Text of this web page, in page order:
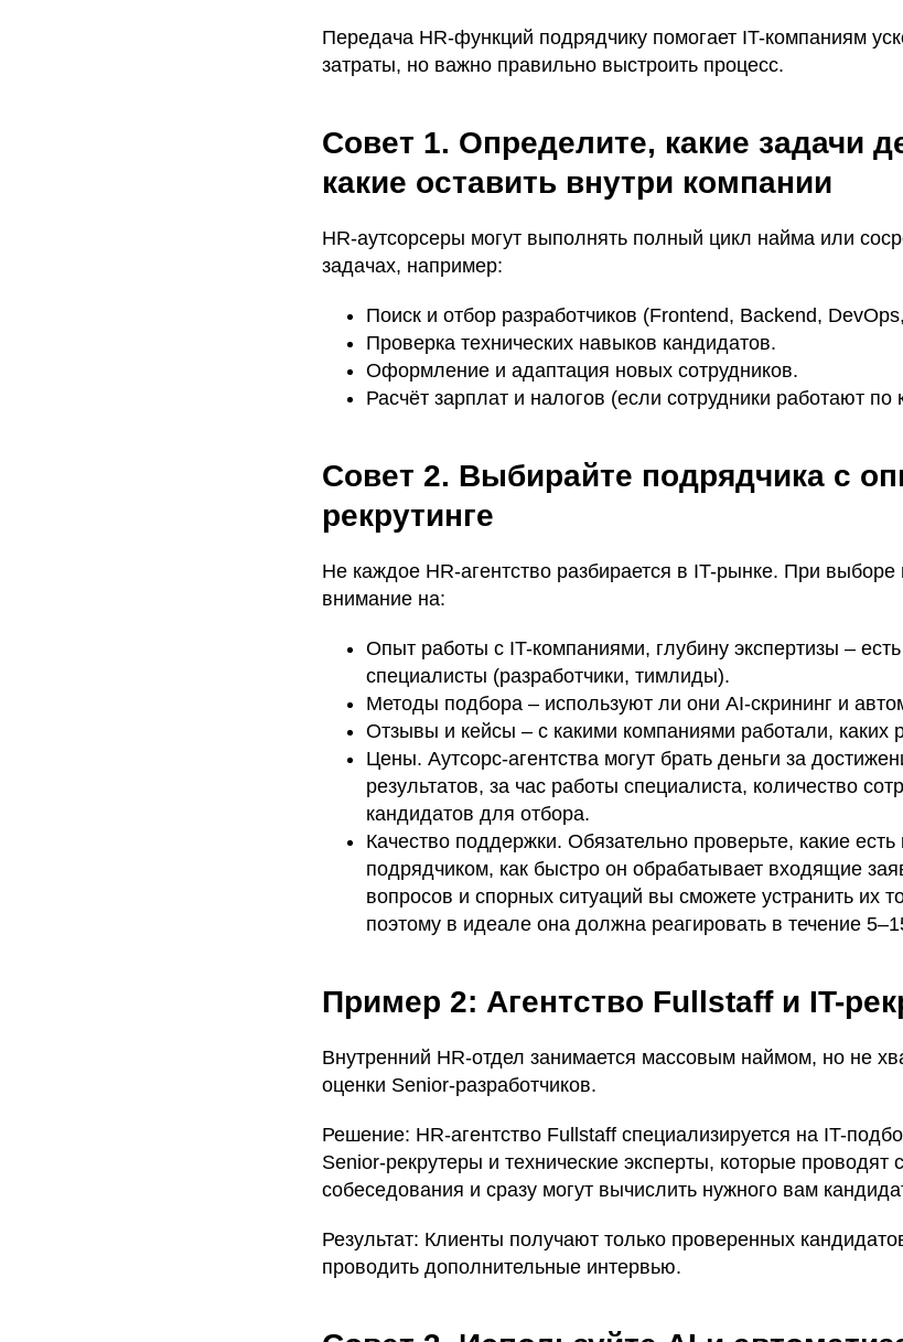
Передача HR-функций подрядчику помогает IT-компаниям
затраты, но важно правильно выстроить процесс.
Совет 1. Определите, какие задачи
какие оставить внутри компании
HR-аутсорсеры могут выполнять полный цикл найма или
задачах, например:
Поиск и отбор разработчиков (Frontend, Backend,
Проверка технических навыков кандидатов.
Оформление и адаптация новых сотрудников.
Расчёт зарплат и налогов (если сотрудники работают по
Совет 2. Выбирайте подрядчика с
рекрутинге
Не каждое HR-агентство разбирается в IT-рынке. При
внимание на:
Опыт работы с IT-компаниями, глубину экспертизы –
специалисты (разработчики, тимлиды).
Методы подбора – используют ли они AI-скрининг и
Отзывы и кейсы – с какими компаниями работали, каких
Цены. Аутсорс-агентства могут брать деньги за
результатов, за час работы специалиста, количество
кандидатов для отбора.
Качество поддержки. Обязательно проверьте, какие
подрядчиком, как быстро он обрабатывает входящие
вопросов и спорных ситуаций вы сможете устранить их
поэтому в идеале она должна реагировать в течение
Пример 2: Агентство Fullstaff и IT-
Внутренний HR-отдел занимается массовым наймом, но не
оценки Senior-разработчиков.
Решение: HR-агентство Fullstaff специализируется на IT-
Senior-рекрутеры и технические эксперты, которые проводят
собеседования и сразу могут вычислить нужного вам
Результат: Клиенты получают только проверенных
проводить дополнительные интервью.